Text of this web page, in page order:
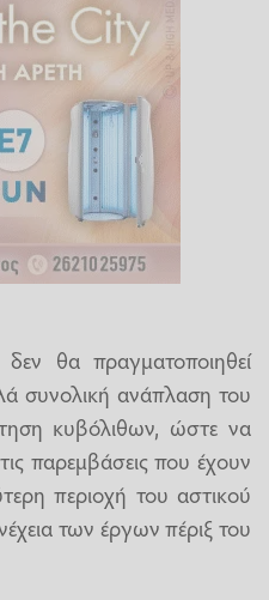
θα πραγματοποιηθεί
συνολική ανάπλαση του
κυβόλιθων, ώστε να
παρεμβάσεις που έχουν
περιοχή του αστικού
των έργων πέριξ του